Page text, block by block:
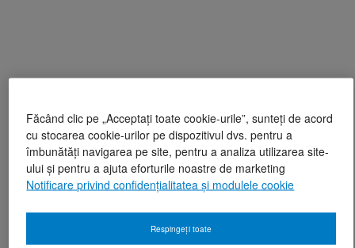
Făcând clic pe „Acceptați toate cookie-urile”, sunteți de acord
cu stocarea cookie-urilor pe dispozitivul dvs. pentru a
îmbunătăți navigarea pe site, pentru a analiza utilizarea site-
ului și pentru a ajuta eforturile noastre de marketing
Notificare privind confidențialitatea și modulele cookie
Respingeți toate